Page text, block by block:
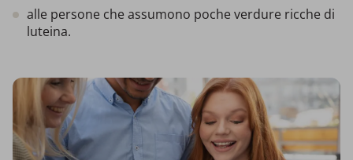
alle persone che assumono poche verdure ricche di
luteina.